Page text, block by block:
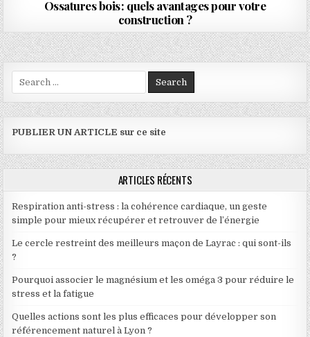
Ossatures bois : quels avantages pour votre
construction ?
Search for:
PUBLIER UN ARTICLE sur ce site
ARTICLES RÉCENTS
Respiration anti-stress : la cohérence cardiaque, un geste
simple pour mieux récupérer et retrouver de l’énergie
Le cercle restreint des meilleurs maçon de Layrac : qui sont-ils
?
Pourquoi associer le magnésium et les oméga 3 pour réduire le
stress et la fatigue
Quelles actions sont les plus efficaces pour développer son
référencement naturel à Lyon ?